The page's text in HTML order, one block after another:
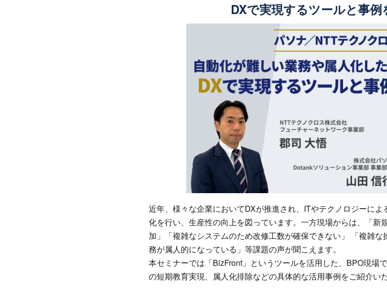
DXで実現するツールと事例
近年、様々な企業においてDXが推進され、ITやテクノロジーに
化を行い、生産性の向上を図っています。一方現場からは、「新
加」「複雑なシステムのため改修工数が確保できない」 「複雑
務が属人的になっている」等課題の声が聞こえます。
本セミナーでは「BizFront」というツールを活用した、BPO現場
の短期教育実現、属人化排除などの具体的な活用事例をご紹介いた